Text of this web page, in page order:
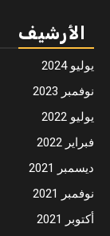
الأرشيف
يوليو 2024
نوفمبر 2023
يوليو 2022
فبراير 2022
ديسمبر 2021
نوفمبر 2021
أكتوبر 2021